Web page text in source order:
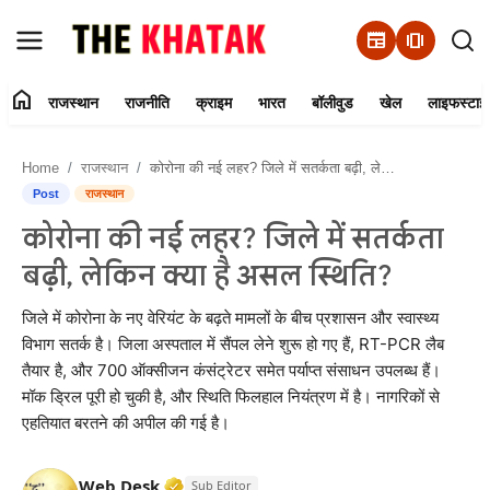
newspaper amp_stories
Contact Us
राजस्थान
क्राइम
भारत
बॉलीवुड
home राजस्थान राजनीति क्राइम भारत बॉलीवुड खेल
Home राजस्थान कोरोना की नई लहर? जिले में सतर्कता बढ़ी, लेकिन क्या है असल स्थिति?
Post राजस्थान
कोरोना की नई लहर? जिले में सतर्कता
बढ़ी, लेकिन क्या है असल स्थिति?
जिले में कोरोना के नए वेरियंट के बढ़ते मामलों के बीच प्रशासन और स्वास्थ्य
विभाग सतर्क है। जिला अस्पताल में सैंपल लेने शुरू हो गए हैं, RT-PCR लैब
तैयार है, और 700 ऑक्सीजन कंसंट्रेटर समेत पर्याप्त संसाधन उपलब्ध हैं।
मॉक ड्रिल पूरी हो चुकी है, और स्थिति फिलहाल नियंत्रण में है। नागरिकों से
एहतियात बरतने की अपील की गई है।
Web Desk Verified Media or Organization • 11
Sub Editor